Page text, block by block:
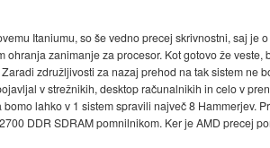
Itaniumu, so še vedno precej skrivnostni, saj je
zanimanje za procesor. Kot gotovo že veste,
združljivosti za nazaj prehod na tak sistem ne
v strežnikih, desktop računalnikih in celo v
lahko v 1 sistem spravili največ 8 Hammerjev.
DDR SDRAM pomnilnikom. Ker je AMD precej